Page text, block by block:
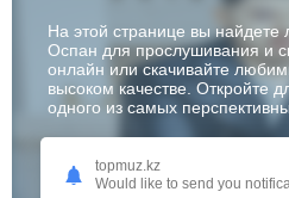
На этой странице вы найдете
Оспан для прослушивания и
онлайн или скачивайте
высоком качестве. Откройте
одного из самых
topmuz.kz
Would like to send you